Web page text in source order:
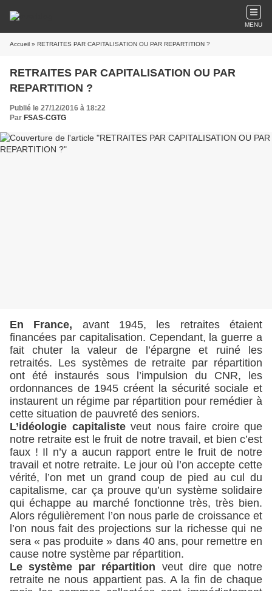
MENU
Accueil » RETRAITES PAR CAPITALISATION OU PAR REPARTITION ?
RETRAITES PAR CAPITALISATION OU PAR
REPARTITION ?
Publié le 27/12/2016 à 18:22
Par FSAS-CGTG
En France, avant 1945, les retraites étaient
financées par capitalisation. Cependant, la guerre a
fait chuter la valeur de l’épargne et ruiné les
retraités. Les systèmes de retraite par répartition
ont été instaurés sous l’impulsion du CNR, les
ordonnances de 1945 créent la sécurité sociale et
instaurent un régime par répartition pour remédier à
cette situation de pauvreté des seniors.
L’idéologie capitalisteveut nous faire croire que
notre retraite est le fruit de notre travail, et bien c’est
faux ! Il n’y a aucun rapport entre le fruit de notre
travail et notre retraite. Le jour où l’on accepte cette
vérité, l’on met un grand coup de pied au cul du
capitalisme, car ça prouve qu’un système solidaire
qui échappe au marché fonctionne très, très bien.
Alors régulièrement l’on nous parle de croissance et
l’on nous fait des projections sur la richesse qui ne
sera « pas produite » dans 40 ans, pour remettre en
cause notre système par répartition.
Le système par répartition veut dire que notre
retraite ne nous appartient pas. A la fin de chaque